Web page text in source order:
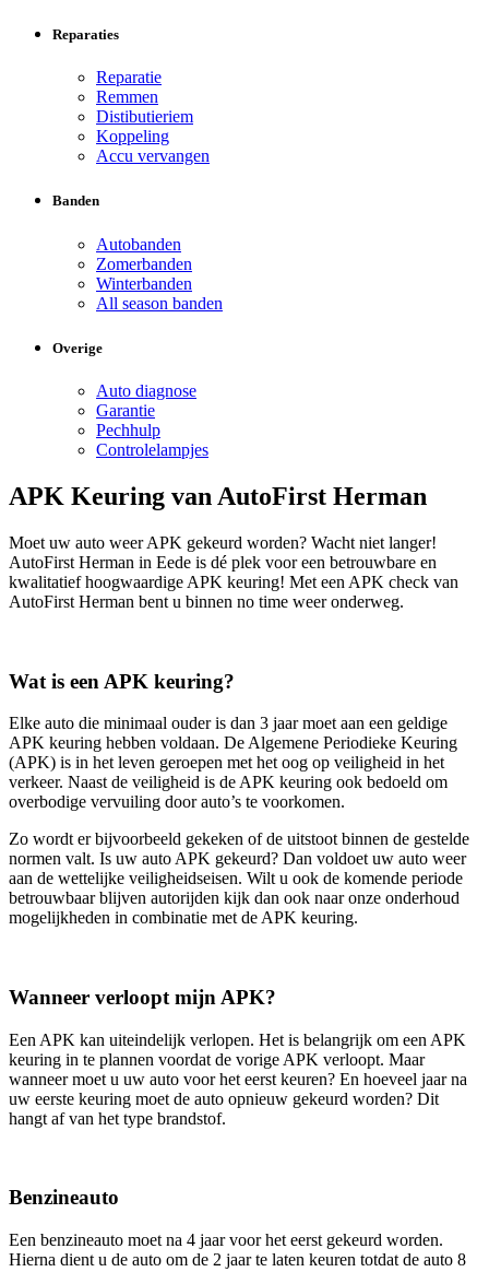
Reparaties
Reparatie
Remmen
Distibutieriem
Koppeling
Accu vervangen
Banden
Autobanden
Zomerbanden
Winterbanden
All season banden
Overige
Auto diagnose
Garantie
Pechhulp
Controlelampjes
APK Keuring van AutoFirst Herman
Moet uw auto weer APK gekeurd worden? Wacht niet langer!
AutoFirst Herman in Eede is dé plek voor een betrouwbare en
kwalitatief hoogwaardige APK keuring! Met een APK check van
AutoFirst Herman bent u binnen no time weer onderweg.
Wat is een APK keuring?
Elke auto die minimaal ouder is dan 3 jaar moet aan een geldige
APK keuring hebben voldaan. De Algemene Periodieke Keuring
(APK) is in het leven geroepen met het oog op veiligheid in het
verkeer. Naast de veiligheid is de APK keuring ook bedoeld om
overbodige vervuiling door auto’s te voorkomen.
Zo wordt er bijvoorbeeld gekeken of de uitstoot binnen de gestelde
normen valt. Is uw auto APK gekeurd? Dan voldoet uw auto weer
aan de wettelijke veiligheidseisen. Wilt u ook de komende periode
betrouwbaar blijven autorijden kijk dan ook naar onze onderhoud
mogelijkheden in combinatie met de APK keuring.
Wanneer verloopt mijn APK?
Een APK kan uiteindelijk verlopen. Het is belangrijk om een APK
keuring in te plannen voordat de vorige APK verloopt. Maar
wanneer moet u uw auto voor het eerst keuren? En hoeveel jaar na
uw eerste keuring moet de auto opnieuw gekeurd worden? Dit
hangt af van het type brandstof.
Benzineauto
Een benzineauto moet na 4 jaar voor het eerst gekeurd worden.
Hierna dient u de auto om de 2 jaar te laten keuren totdat de auto 8